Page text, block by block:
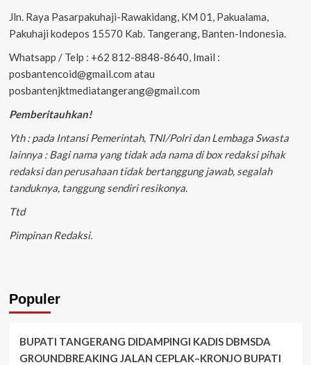
Jln. Raya Pasarpakuhaji-Rawakidang, KM 01, Pakualama,
Pakuhaji kodepos 15570 Kab. Tangerang, Banten-Indonesia.
Whatsapp / Telp : +62 812-8848-8640, Imail :
posbantencoid@gmail.com atau
posbantenjktmediatangerang@gmail.com
Pemberitauhkan!
Yth : pada Intansi Pemerintah, TNI/Polri dan Lembaga Swasta
lainnya : Bagi nama yang tidak ada nama di box redaksi pihak
redaksi dan perusahaan tidak bertanggung jawab, segalah
tanduknya, tanggung sendiri resikonya.
Ttd
Pimpinan Redaksi.
Populer
BUPATI TANGERANG DIDAMPINGI KADIS DBMSDA
GROUNDBREAKING JALAN CEPLAK–KRONJO BUPATI